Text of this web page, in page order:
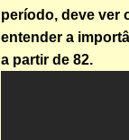
período, deve ver
entender a
a partir de 82.